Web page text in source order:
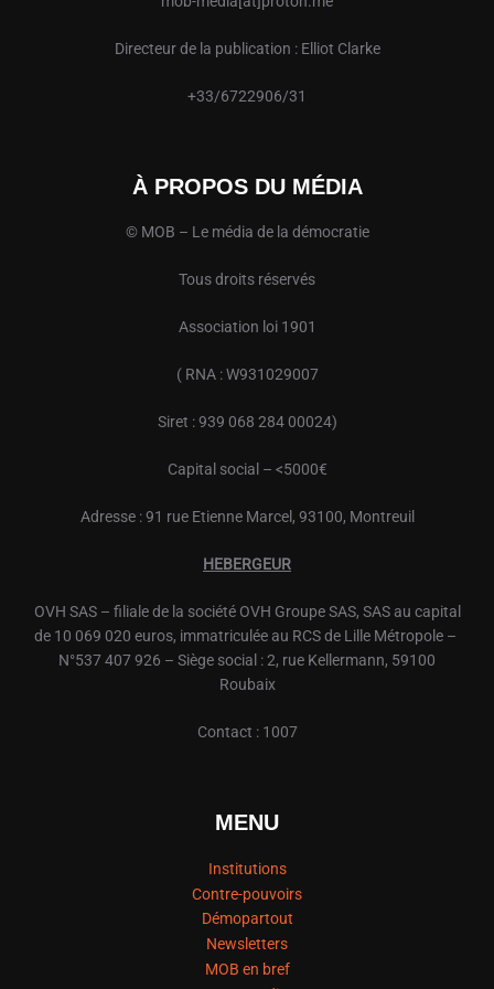
Directeur de la publication : Elliot Clarke
+33/6722906/31
À PROPOS DU MÉDIA
© MOB – Le média de la démocratie
Tous droits réservés
Association loi 1901
( RNA : W931029007
Siret : 939 068 284 00024)
Capital social – <5000€
Adresse : 91 rue Etienne Marcel, 93100, Montreuil
HEBERGEUR
OVH SAS – filiale de la société OVH Groupe SAS, SAS au capital
de 10 069 020 euros, immatriculée au RCS de Lille Métropole –
N°537 407 926 – Siège social : 2, rue Kellermann, 59100
Roubaix
Contact : 1007
MENU
Institutions
Contre-pouvoirs
Démopartout
Newsletters
MOB en bref